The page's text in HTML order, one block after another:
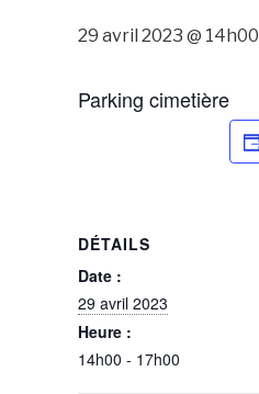
29 avril 2023 @ 14h00
Parking cimetière
DÉTAILS
Date :
29 avril 2023
Heure :
14h00 - 17h00